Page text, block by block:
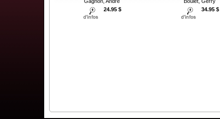
24.95 $
34.95 $